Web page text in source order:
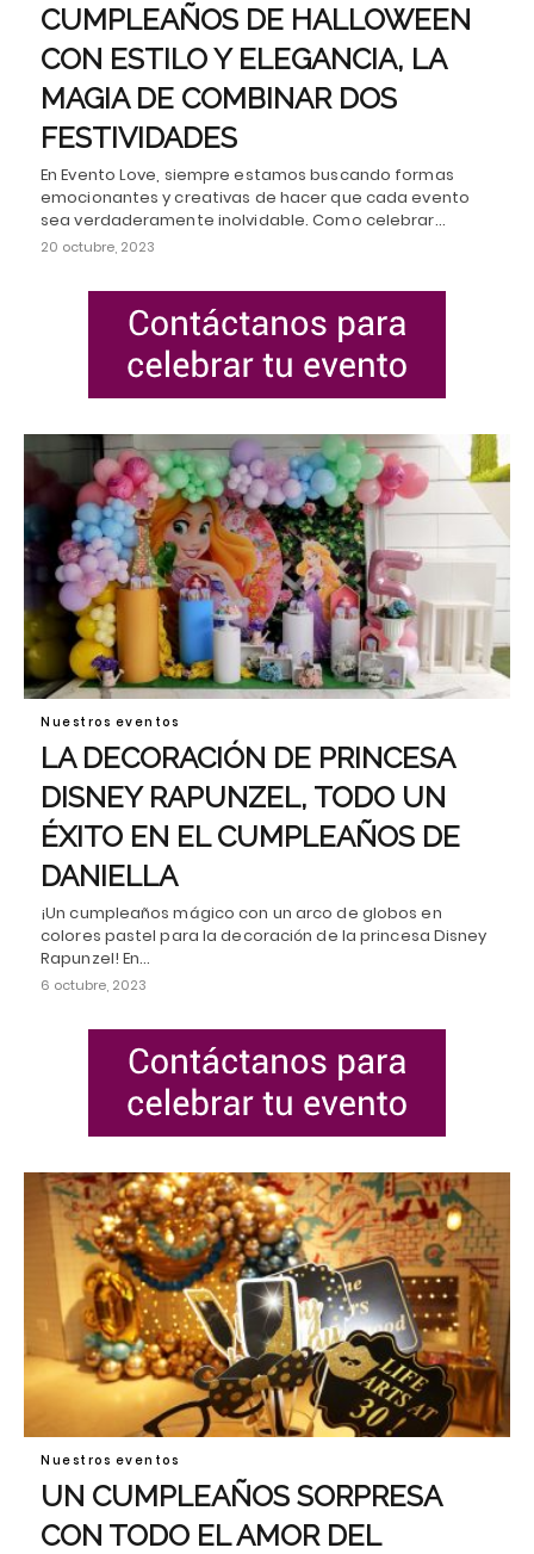
CUMPLEAÑOS DE HALLOWEEN
CON ESTILO Y ELEGANCIA, LA
MAGIA DE COMBINAR DOS
FESTIVIDADES
En Evento Love, siempre estamos buscando formas
emocionantes y creativas de hacer que cada evento
sea verdaderamente inolvidable. Como celebrar…
20 octubre, 2023
Nuestros eventos
LA DECORACIÓN DE PRINCESA
DISNEY RAPUNZEL, TODO UN
ÉXITO EN EL CUMPLEAÑOS DE
DANIELLA
¡Un cumpleaños mágico con un arco de globos en
colores pastel para la decoración de la princesa Disney
Rapunzel! En…
6 octubre, 2023
Nuestros eventos
UN CUMPLEAÑOS SORPRESA
CON TODO EL AMOR DEL